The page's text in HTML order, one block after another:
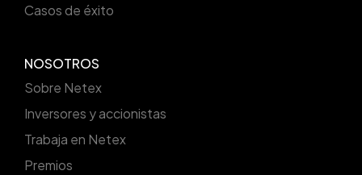
Casos de éxito
NOSOTROS
Sobre Netex
Inversores y accionistas
Trabaja en Netex
Premios